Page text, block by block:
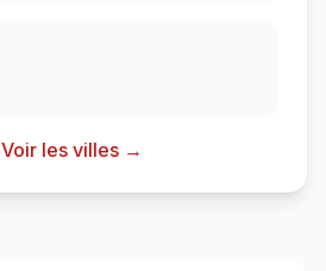
Voir les villes →